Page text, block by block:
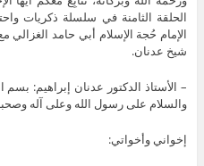
الحلقة الثامنة في سلسلة ذكريات
الإمام حُجة الإسلام أبي حامد
شيخ عدنان.
– الأستاذ الدكتور عدنان إبراهيم: بسم
والسلام على رسول الله وعلى آله
إخواني وأخواتي: